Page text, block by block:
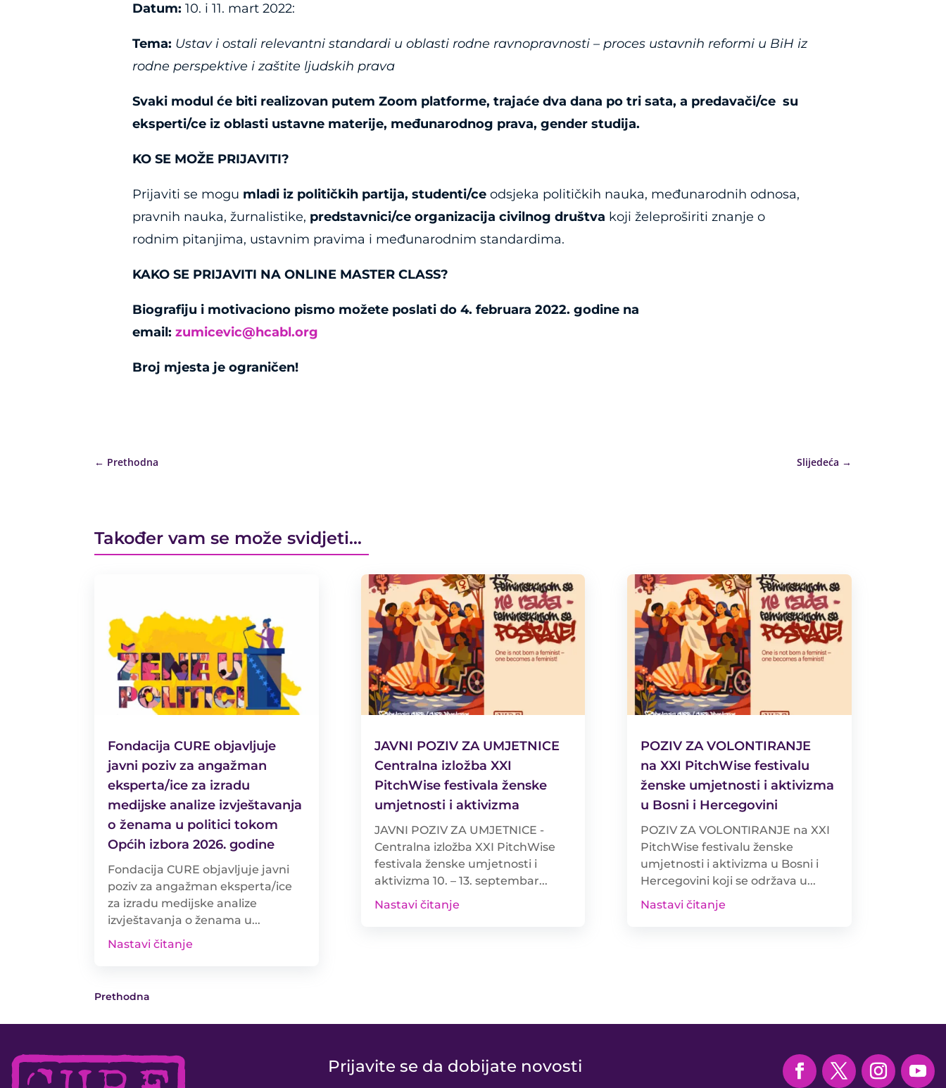
Datum: 10. i 11. mart 2022:
Tema: Ustav i ostali relevantni standardi u oblasti rodne ravnopravnosti – proces ustavnih reformi u BiH iz
rodne perspektive i zaštite ljudskih prava
Svaki modul će biti realizovan putem Zoom platforme, trajaće dva dana po tri sata, a predavači/ce su
eksperti/ce iz oblasti ustavne materije, međunarodnog prava, gender studija.
KO SE MOŽE PRIJAVITI?
Prijaviti se mogu mladi iz političkih partija, studenti/ceodsjeka političkih nauka, međunarodnih odnosa,
pravnih nauka, žurnalistike, predstavnici/ce organizacija civilnog društva koji želeproširiti znanje o
rodnim pitanjima, ustavnim pravima i međunarodnim standardima.
KAKO SE PRIJAVITI NA ONLINE MASTER CLASS?
Biografiju i motivaciono pismo možete poslati do 4. februara 2022. godine na
email:zumicevic@hcabl.org
Broj mjesta je ograničen!
← Prethodna Slijedeća →
Također vam se može svidjeti…
Fondacija CURE objavljuje
javni poziv za angažman
eksperta/ice za izradu
medijske analize izvještavanja
o ženama u politici tokom
Općih izbora 2026. godine
Fondacija CURE objavljuje javni
poziv za angažman eksperta/ice
za izradu medijske analize
izvještavanja o ženama u...
Nastavi čitanje
JAVNI POZIV ZA UMJETNICE
Centralna izložba XXI
PitchWise festivala ženske
umjetnosti i aktivizma
JAVNI POZIV ZA UMJETNICE -
Centralna izložba XXI PitchWise
festivala ženske umjetnosti i
aktivizma 10. – 13. septembar...
Nastavi čitanje
POZIV ZA VOLONTIRANJE
na XXI PitchWise festivalu
ženske umjetnosti i aktivizma
u Bosni i Hercegovini
POZIV ZA VOLONTIRANJE na XXI
PitchWise festivalu ženske
umjetnosti i aktivizma u Bosni i
Hercegovini koji se održava u...
Nastavi čitanje
Prethodna
Prijavite se da dobijate novosti